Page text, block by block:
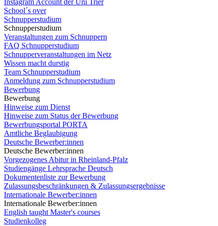
Instagram Account der Uni Trier
School´s over
Schnupperstudium
Schnupperstudium
Veranstaltungen zum Schnuppern
FAQ Schnupperstudium
Schnupperveranstaltungen im Netz
Wissen macht durstig
Team Schnupperstudium
Anmeldung zum Schnupperstudium
Bewerbung
Bewerbung
Hinweise zum Dienst
Hinweise zum Status der Bewerbung
Bewerbungsportal PORTA
Amtliche Beglaubigung
Deutsche Bewerber:innen
Deutsche Bewerber:innen
Vorgezogenes Abitur in Rheinland-Pfalz
Studiengänge Lehrsprache Deutsch
Dokumentenliste zur Bewerbung
Zulassungsbeschränkungen & Zulassungsergebnisse
Internationale Bewerber:innen
Internationale Bewerber:innen
English taught Master's courses
Studienkolleg